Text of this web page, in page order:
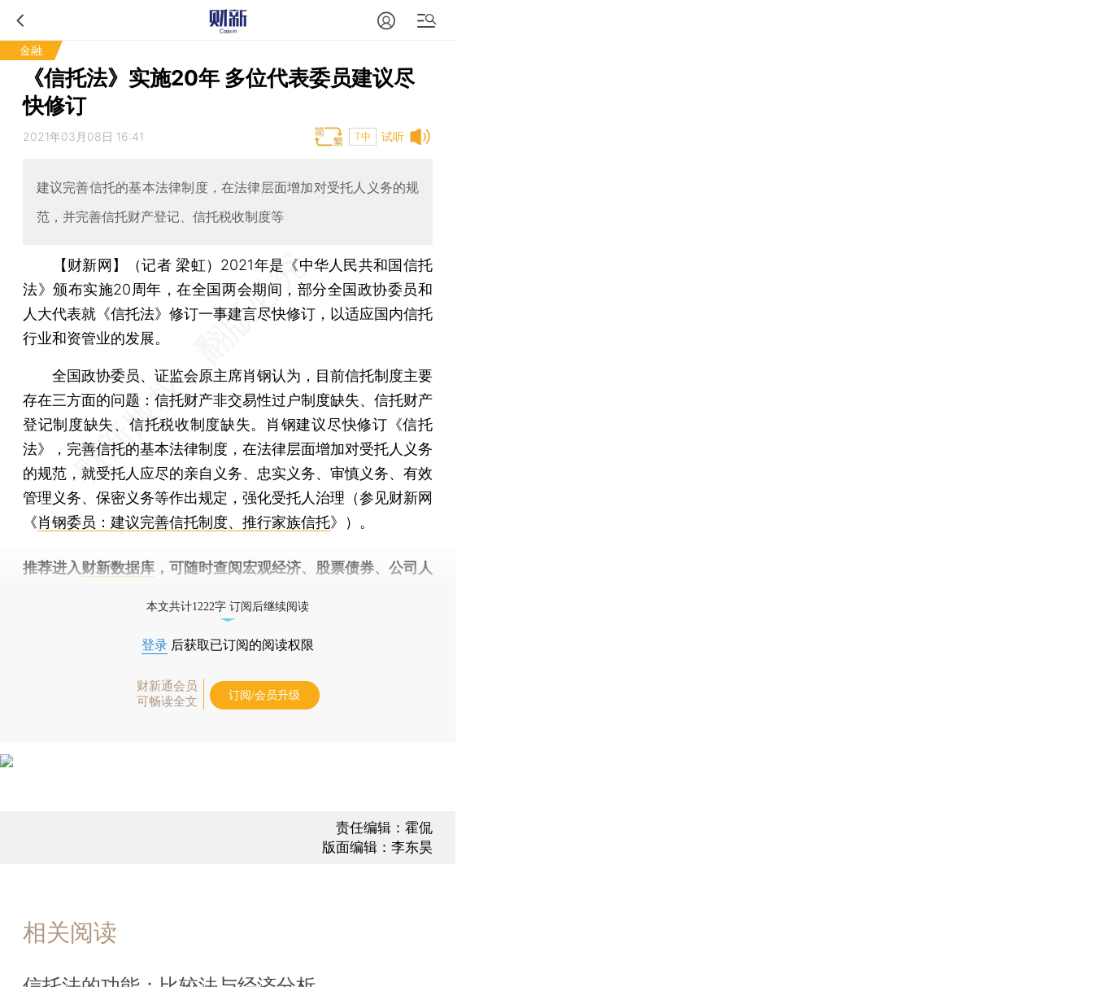
金融
《信托法》实施20年 多位代表委员建议尽
快修订
试听
2021年03月08日 16:41 T中
建议完善信托的基本法律制度，在法律层面增加对受托人义务的规
范，并完善信托财产登记、信托税收制度等
【财新网】（记者 梁虹） 2021年是《中华人民共和国信托
法》颁布实施20周年，在全国两会期间，部分全国政协委员和
人大代表就《信托法》修订一事建言尽快修订，以适应国内信托
行业和资管业的发展。
全国政协委员、证监会原主席肖钢认为，目前信托制度主要
存在三方面的问题：信托财产非交易性过户制度缺失、信托财产
登记制度缺失、信托税收制度缺失。肖钢建议尽快修订《信托
法》，完善信托的基本法律制度，在法律层面增加对受托人义务
的规范，就受托人应尽的亲自义务、忠实义务、审慎义务、有效
管理义务、保密义务等作出规定，强化受托人治理（参见财新网
《肖钢委员：建议完善信托制度、推行家族信托》）。
推荐进入财新数据库 ，可随时查阅宏观经济、股票债券、公司人
本文共计1222字 订阅后继续阅读
登录 后获取已订阅的阅读权限
财新通会员
可畅读全文
订阅/会员升级
责任编辑：霍侃
版面编辑：李东昊
相关阅读